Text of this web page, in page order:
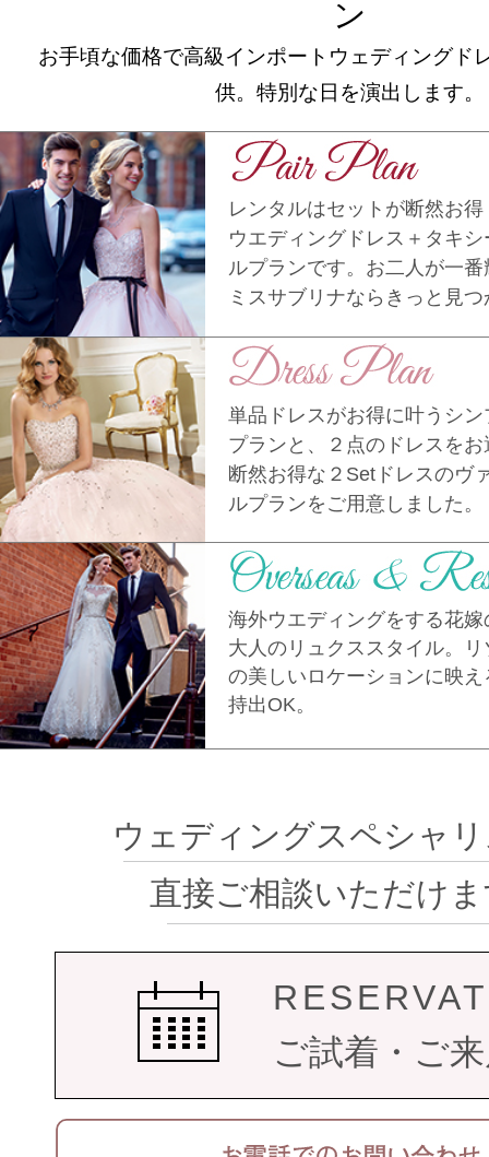
ン
お手頃な価格で高級インポートウェディングド
供。特別な日を演出します。
レンタルはセットが断然お得
ウエディングドレス＋タキ
ルプランです。お二人が一
ミスサブリナならきっと見
単品ドレスがお得に叶うシ
プランと、２点のドレスを
断然お得な２Setドレスのヴ
ルプランをご用意しました。
海外ウエディングをする花
大人のリュクススタイル。
の美しいロケーションに映
持出OK。
ウェディングスペシャ
直接ご相談いただけ
ご試着・ご